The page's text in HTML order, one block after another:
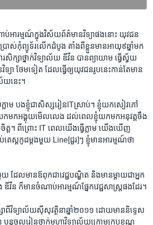
អារម្មណ៍​ក្នុង​វិស័យ​ព័ត៌មាន​វិទ្យា​ផង​នោះ​ យុវជន​
ប្រាស់​កុំព្យូទ័រ​លើក​ដំបូង​ ​តាំង​ពី​ខ្លួន​មាន​អាយុ​៩ឆ្នាំ​មក​
រ​សិក្សា​ថ្នាក់​វិទ្យាល័យ​ ឌីវីន​ ​បាន​ព្យាយាម​ ​ធ្វើ​ស្វ័យ​
ទ្យា ថែម​ទៀត​ ដែល​ធ្វើ​ឲ្យ​យុវជន​រូប​នេះ​កាន់​តែ​មាន​
យ​នេះ​។
លាម​ បង​ខ្ញុំ​ជា​សិស្ស​រៀន​ITស្រាប់។ ខ្ញុំ​យក​សៀវ​ភៅ​
ក​មក​អង្គុយ​មើល​លេង ដល់ពេល​ខ្ញុំ​យក​មក​អនុវត្ត​ចឹង​
ត្ត។ ពី​ព្រោះ​ IT​ ពេល​យើង​ធ្វើ​ភ្លាម យើង​ឃើញ​
តេស្ត​កូដ​ម្តង​មួយ​ Line[ជួរ]ៗ​ ខ្ញុំ​មាន​អារម្មណ៍​ថា​
ដែល​មាន​ឪពុក​ជា​វេជ្ជបណ្ឌិត​ និង​មាន​ម្តាយ​ជា​អ្នក​
វីន​ ​ក៏​មាន​ចំណាប់​អារម្មណ៍​ផ្នែក​វេជ្ជសាស្ត្រ​ផង​ដែរ។​
ា​ពី​វិទ្យាល័យ​ស៊ីសុវត្ថិ​នាឆ្នាំ២០១១​ ដោយ​មាន​និទ្ទេស​
ន្ត​ចូល​រៀន​ថ្នាក់​មហាវិទ្យាល័យ​ក្រោម​ក្រប​ខណ្ឌ​